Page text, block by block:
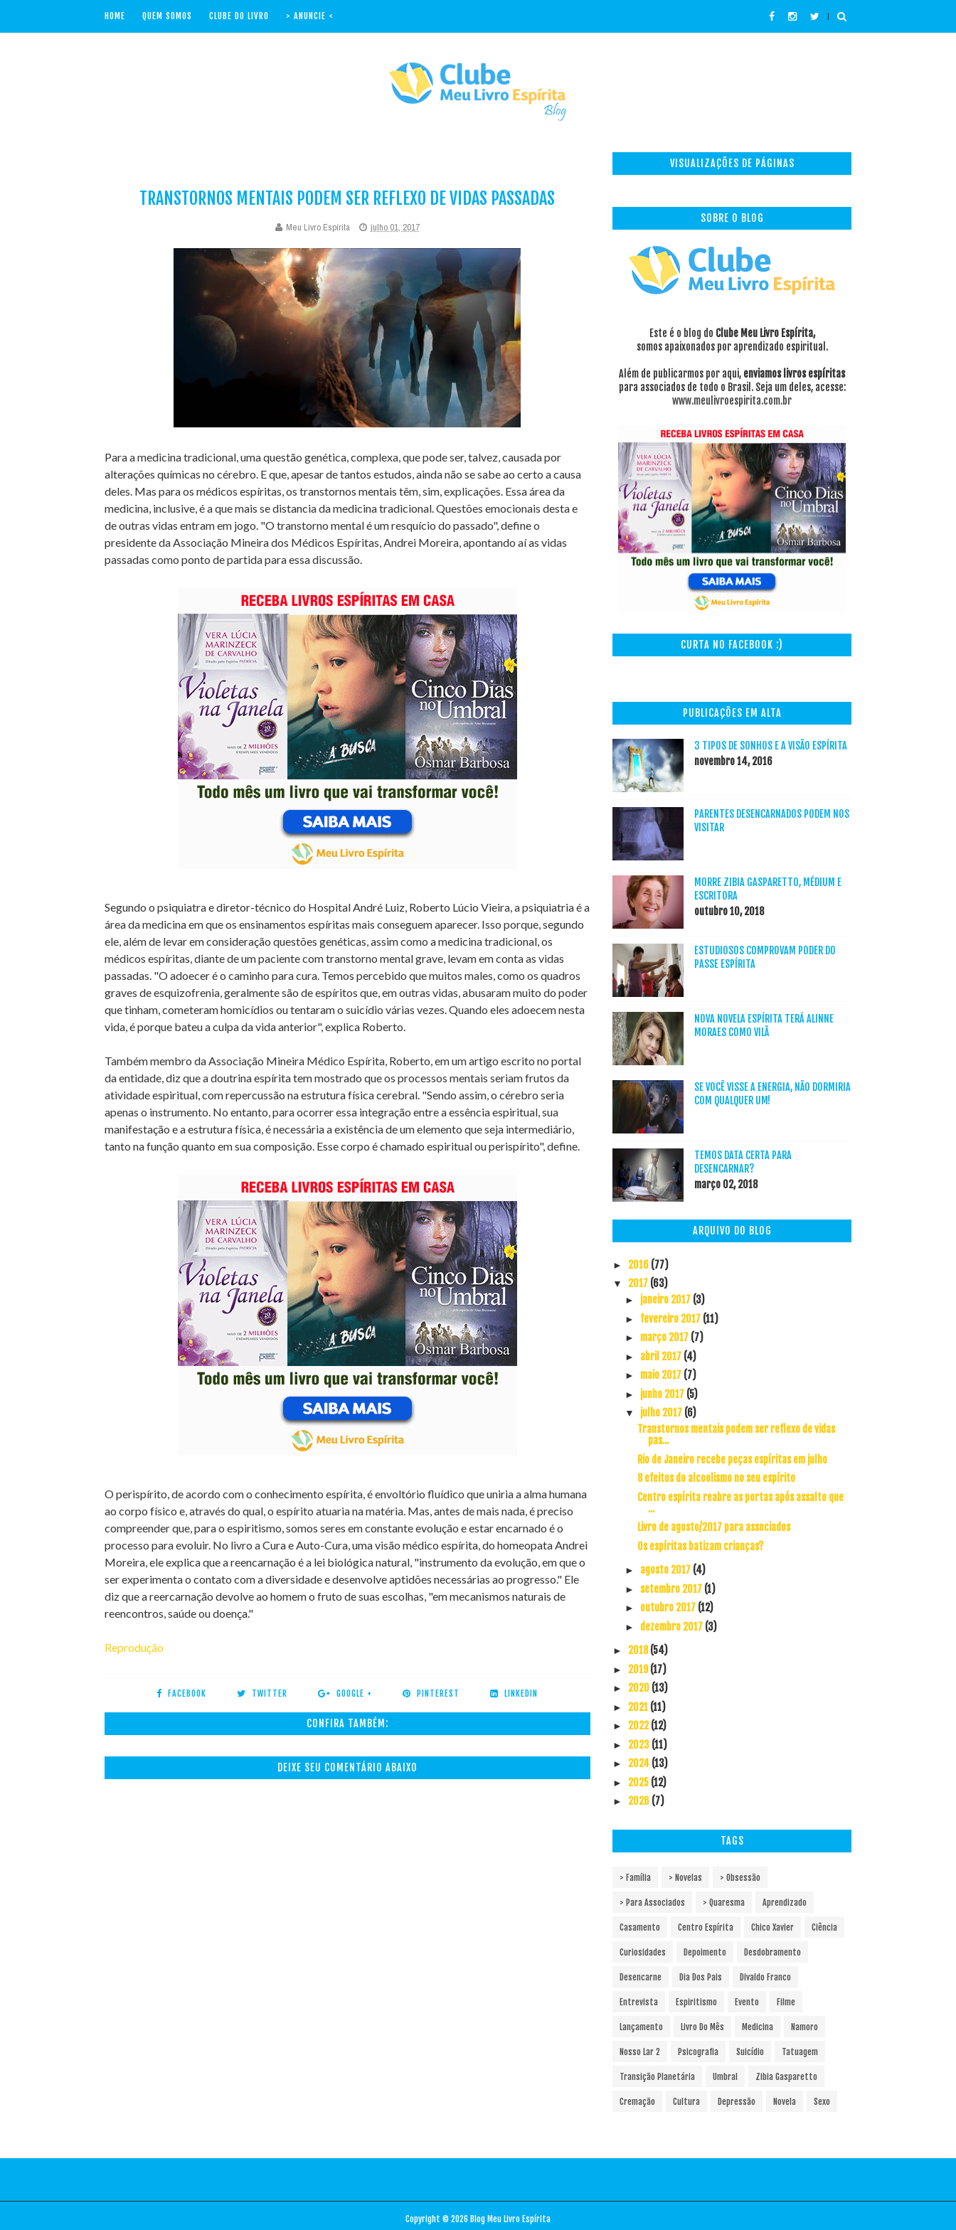
HOME QUEM SOMOS CLUBE DO LIVRO > ANUNCIE <
TRANSTORNOS MENTAIS PODEM SER REFLEXO DE VIDAS PASSADAS
Meu Livro Espírita julho 01, 2017
Para a medicina tradicional, uma questão genética, complexa, que pode ser, talvez, causada por
alterações químicas no cérebro. E que, apesar de tantos estudos, ainda não se sabe ao certo a causa
deles. Mas para os médicos espíritas, os transtornos mentais têm, sim, explicações. Essa área da
medicina, inclusive, é a que mais se distancia da medicina tradicional. Questões emocionais desta e
de outras vidas entram em jogo. "O transtorno mental é um resquício do passado", define o
presidente da Associação Mineira dos Médicos Espíritas, Andrei Moreira, apontando aí as vidas
passadas como ponto de partida para essa discussão.
Segundo o psiquiatra e diretor-técnico do Hospital André Luiz, Roberto Lúcio Vieira, a psiquiatria é a
área da medicina em que os ensinamentos espíritas mais conseguem aparecer. Isso porque, segundo
ele, além de levar em consideração questões genéticas, assim como a medicina tradicional, os
médicos espíritas, diante de um paciente com transtorno mental grave, levam em conta as vidas
passadas. "O adoecer é o caminho para cura. Temos percebido que muitos males, como os quadros
graves de esquizofrenia, geralmente são de espíritos que, em outras vidas, abusaram muito do poder
que tinham, cometeram homicídios ou tentaram o suicídio várias vezes. Quando eles adoecem nesta
vida, é porque bateu a culpa da vida anterior", explica Roberto.
Também membro da Associação Mineira Médico Espírita, Roberto, em um artigo escrito no portal
da entidade, diz que a doutrina espírita tem mostrado que os processos mentais seriam frutos da
atividade espiritual, com repercussão na estrutura física cerebral. "Sendo assim, o cérebro seria
apenas o instrumento. No entanto, para ocorrer essa integração entre a essência espiritual, sua
manifestação e a estrutura física, é necessária a existência de um elemento que seja intermediário,
tanto na função quanto em sua composição. Esse corpo é chamado espiritual ou perispírito", define.
O perispírito, de acordo com o conhecimento espírita, é envoltório fluídico que uniria a alma humana
ao corpo físico e, através do qual, o espírito atuaria na matéria. Mas, antes de mais nada, é preciso
compreender que, para o espiritismo, somos seres em constante evolução e estar encarnado é o
processo para evoluir. No livro a Cura e Auto-Cura, uma visão médico espírita, do homeopata Andrei
Moreira, ele explica que a reencarnação é a lei biológica natural, "instrumento da evolução, em que o
ser experimenta o contato com a diversidade e desenvolve aptidões necessárias ao progresso." Ele
diz que a reercarnação devolve ao homem o fruto de suas escolhas, "em mecanismos naturais de
reencontros, saúde ou doença."
Reprodução
FACEBOOK TWITTER GOOGLE + PINTEREST LINKEDIN
CONFIRA TAMBÉM:
DEIXE SEU COMENTÁRIO ABAIXO
VISUALIZAÇÕES DE PÁGINAS
SOBRE O BLOG
Este é o blog do Clube Meu Livro Espírita,
somos apaixonados por aprendizado espiritual.
Além de publicarmos por aqui, enviamos livros espíritas
para associados de todo o Brasil. Seja um deles, acesse:
www.meulivroespirita.com.br
CURTA NO FACEBOOK :)
PUBLICAÇÕES EM ALTA
3 TIPOS DE SONHOS E A VISÃO ESPÍRITA
novembro 14, 2016
PARENTES DESENCARNADOS PODEM NOS
VISITAR
MORRE ZIBIA GASPARETTO, MÉDIUM E
ESCRITORA
outubro 10, 2018
ESTUDIOSOS COMPROVAM PODER DO
PASSE ESPÍRITA
NOVA NOVELA ESPÍRITA TERÁ ALINNE
MORAES COMO VILÃ
SE VOCÊ VISSE A ENERGIA, NÃO DORMIRIA
COM QUALQUER UM!
TEMOS DATA CERTA PARA
DESENCARNAR?
março 02, 2018
ARQUIVO DO BLOG
► 2016 (77)
▼ 2017 (63)
► janeiro 2017 (3)
► fevereiro 2017 (11)
► março 2017 (7)
► abril 2017 (4)
► maio 2017 (7)
► junho 2017 (5)
▼ julho 2017 (6)
Transtornos mentais podem ser reflexo de vidas
pas...
Rio de Janeiro recebe peças espíritas em julho
8 efeitos do alcoolismo no seu espírito
Centro espírita reabre as portas após assalto que
...
Livro de agosto/2017 para associados
Os espíritas batizam crianças?
► agosto 2017 (4)
► setembro 2017 (1)
► outubro 2017 (12)
► dezembro 2017 (3)
► 2018(54)
► 2019(17)
► 2020 (13)
► 2021 (11)
► 2022(12)
► 2023 (11)
► 2024 (13)
► 2025 (12)
► 2026 (7)
TAGS
> Família > Novelas > Obsessão
> Para Associados > Quaresma Aprendizado
Casamento Centro Espírita Chico Xavier Ciência
Curiosidades Depoimento Desdobramento
Desencarne Dia Dos Pais Divaldo Franco
Entrevista Espiritismo Evento Filme
Lançamento Livro Do Mês Medicina Namoro
Nosso Lar 2 Psicografia Suicídio Tatuagem
Transição Planetária Umbral Zibia Gasparetto
Cremação Cultura Depressão Novela Sexo
Copyright © 2026 Blog Meu Livro Espírita